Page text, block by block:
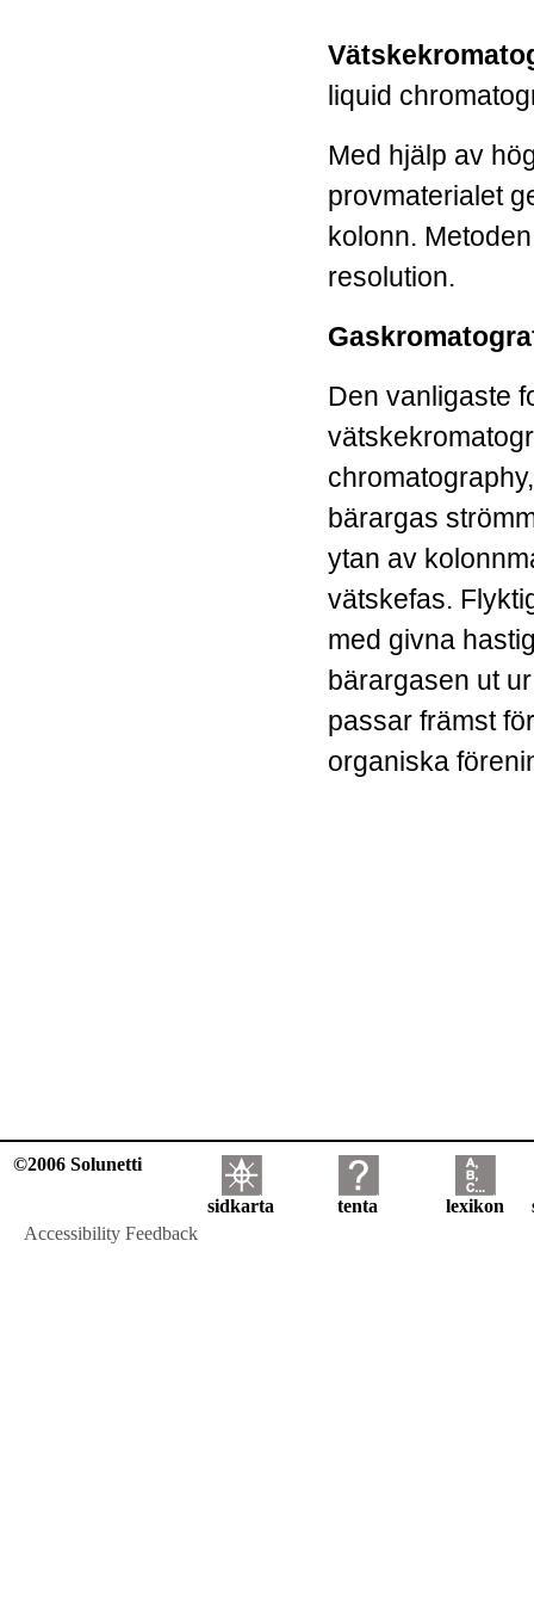
liquid
Med hjälp av
provmaterialet
kolonn.
resolution.
Den vanligaste
bärargas
ytan av
vätskefas.
med givna
bärargasen ut
passar främst
organiska
©2006 Solunetti
sidkarta tenta lexikon
Accessibility Feedback